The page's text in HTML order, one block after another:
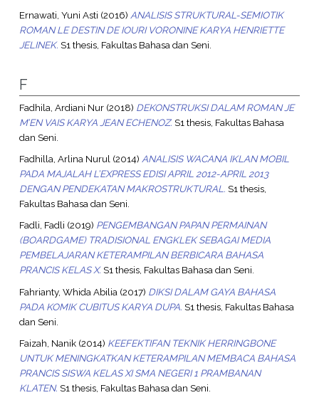
Ernawati, Yuni Asti (2016) ANALISIS STRUKTURAL-SEMIOTIK
ROMAN LE DESTIN DE IOURI VORONINE KARYA HENRIETTE
JELINEK. S1 thesis, Fakultas Bahasa dan Seni.
F
Fadhila, Ardiani Nur(2018) DEKONSTRUKSI DALAM ROMAN JE
M’EN VAIS KARYA JEAN ECHENOZ. S1 thesis, Fakultas Bahasa
dan Seni.
Fadhilla, Arlina Nurul (2014) ANALISIS WACANA IKLAN MOBIL
PADA MAJALAH L’EXPRESS EDISI APRIL 2012-APRIL 2013
DENGAN PENDEKATAN MAKROSTRUKTURAL. S1 thesis,
Fakultas Bahasa dan Seni.
Fadli, Fadli (2019) PENGEMBANGAN PAPAN PERMAINAN
(BOARDGAME) TRADISIONAL ENGKLEK SEBAGAI MEDIA
PEMBELAJARAN KETERAMPILAN BERBICARA BAHASA
PRANCIS KELAS X.S1 thesis, Fakultas Bahasa dan Seni.
Fahrianty, Whida Abilia (2017) DIKSI DALAM GAYA BAHASA
PADA KOMIK CUBITUS KARYA DUPA. S1 thesis, Fakultas Bahasa
dan Seni.
Faizah, Nanik(2014) KEEFEKTIFAN TEKNIK HERRINGBONE
UNTUK MENINGKATKAN KETERAMPILAN MEMBACA BAHASA
PRANCIS SISWA KELAS XI SMA NEGERI 1 PRAMBANAN
KLATEN. S1 thesis, Fakultas Bahasa dan Seni.